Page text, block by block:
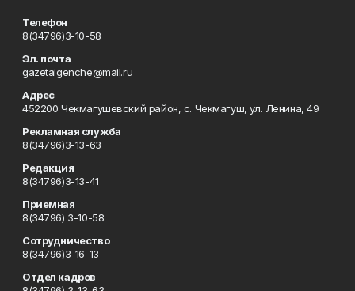
Телефон
8(34796)3-10-58
Эл. почта
gazetaigenche@mail.ru
Адрес
452200 Чекмагушевский район, с. Чекмагуш, ул. Ленина, 49
Рекламная служба
8(34796)3-13-63
Редакция
8(34796)3-13-41
Приемная
8(34796) 3-10-58
Сотрудничество
8(34796)3-16-13
Отдел кадров